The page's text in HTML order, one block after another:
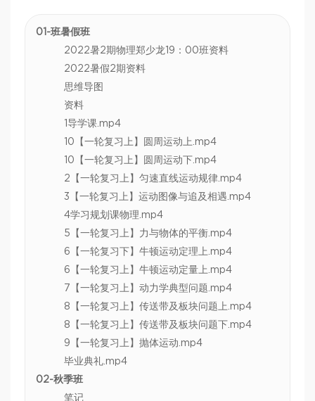
01-班暑假班
2022暑2期物理郑少龙19：00班资料
2022暑假2期资料
思维导图
资料
1导学课.mp4
10【一轮复习上】圆周运动上.mp4
10【一轮复习上】圆周运动下.mp4
2【一轮复习上】匀速直线运动规律.mp4
3【一轮复习上】运动图像与追及相遇.mp4
4学习规划课物理.mp4
5【一轮复习上】力与物体的平衡.mp4
6【一轮复习下】牛顿运动定理上.mp4
6【一轮复习上】牛顿运动定量上.mp4
7【一轮复习上】动力学典型问题.mp4
8【一轮复习上】传送带及板块问题上.mp4
8【一轮复习上】传送带及板块问题下.mp4
9【一轮复习上】抛体运动.mp4
毕业典礼.mp4
02-秋季班
笔记